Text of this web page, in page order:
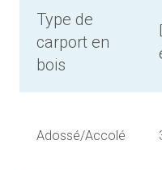
Type de
carport en
bois
Adossé/Accolé